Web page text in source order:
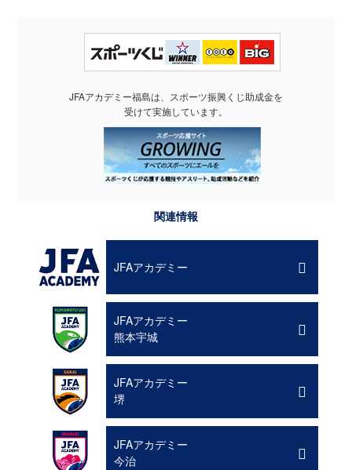
JFAアカデミー福島は、スポーツ振興くじ助成金を
受けて実施しています。
関連情報
JFAアカデミー
JFAアカデミー
熊本宇城
JFAアカデミー
堺
JFAアカデミー
今治